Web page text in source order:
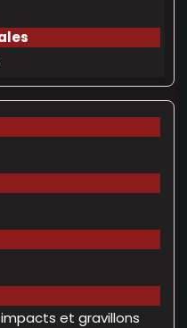
et gravillons